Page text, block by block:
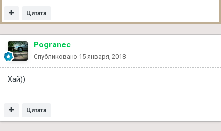
Цитата
Pogranec
Опубликовано 15 января, 2018
Хай))
Цитата